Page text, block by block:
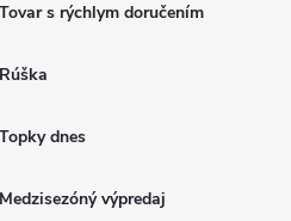
Tovar s rýchlym doručením
Rúška
Topky dnes
Medzisezóný výpredaj